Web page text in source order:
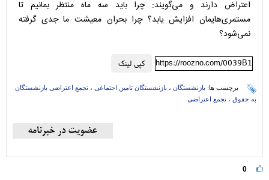
اعتراض دارند و می‌گویند: چرا باید سه ماه منتظر بمانیم تا
مستمری‌هایمان افزایش یابد؟ چرا بحران معیشت ما جدی گرفته
نمی‌شود؟
کپی لینک https://roozno.com/0039B1
برچسب ها: بازنشستگان ، بازنشستگان تامین اجتماعی ، تجمع اعتراضی بازنشستگان
به حقوق ، تجمع اعتراضى
0